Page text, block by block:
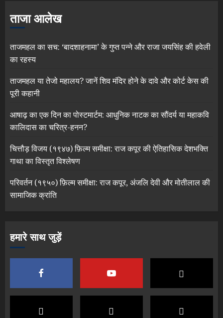
ताजा आलेख
ताजमहल का सच: ‘बादशाहनामा’ के गुप्त पन्ने और राजा जयसिंह की हवेली
का रहस्य
ताजमहल या तेजो महालय? जानें शिव मंदिर होने के दावे और कोर्ट केस की
पूरी कहानी
आषाढ़ का एक दिन का पोस्टमार्टम: आधुनिक नाटक का सौंदर्य या महाकवि
कालिदास का चरित्र-हनन?
चित्तौड़ विजय (१९४७) फ़िल्म समीक्षा: राज कपूर की ऐतिहासिक देशभक्ति
गाथा का विस्तृत विश्लेषण
परिवर्तन (१९५०) फ़िल्म समीक्षा: राज कपूर, अंजलि देवी और मोतीलाल की
सामाजिक क्रांति
हमारे साथ जुड़ें